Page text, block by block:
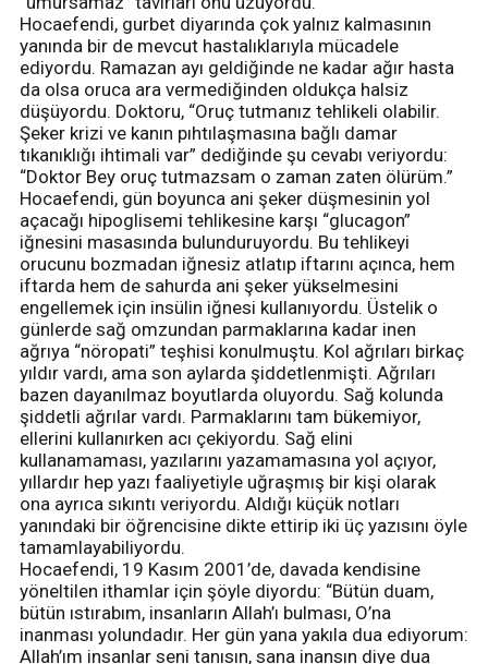
Hocaefendi, gurbet diyarında çok yalnız kalmasının
yanında bir de mevcut hastalıklarıyla mücadele
ediyordu. Ramazan ayı geldiğinde ne kadar ağır hasta
da olsa oruca ara vermediğinden oldukça halsiz
düşüyordu. Doktoru, “Oruç tutmanız tehlikeli olabilir.
Şeker krizi ve kanın pıhtılaşmasına bağlı damar
tıkanıklığı ihtimali var” dediğinde şu cevabı veriyordu:
“Doktor Bey oruç tutmazsam o zaman zaten ölürüm.”
Hocaefendi, gün boyunca ani şeker düşmesinin yol
açacağı hipoglisemi tehlikesine karşı “glucagon”
iğnesini masasında bulunduruyordu. Bu tehlikeyi
orucunu bozmadan iğnesiz atlatıp iftarını açınca, hem
iftarda hem de sahurda ani şeker yükselmesini
engellemek için insülin iğnesi kullanıyordu. Üstelik o
günlerde sağ omzundan parmaklarına kadar inen
ağrıya “nöropati” teşhisi konulmuştu. Kol ağrıları birkaç
yıldır vardı, ama son aylarda şiddetlenmişti. Ağrıları
bazen dayanılmaz boyutlarda oluyordu. Sağ kolunda
şiddetli ağrılar vardı. Parmaklarını tam bükemiyor,
ellerini kullanırken acı çekiyordu. Sağ elini
kullanamaması, yazılarını yazamamasına yol açıyor,
yıllardır hep yazı faaliyetiyle uğraşmış bir kişi olarak
ona ayrıca sıkıntı veriyordu. Aldığı küçük notları
yanındaki bir öğrencisine dikte ettirip iki üç yazısını öyle
tamamlayabiliyordu.
Hocaefendi, 19 Kasım 2001’de, davada kendisine
yöneltilen ithamlar için şöyle diyordu: “Bütün duam,
bütün ıstırabım, insanların Allah’ı bulması, O’na
inanması yolundadır. Her gün yana yakıla dua ediyorum:
Allah’ım insanlar seni tanısın, sana inansın diye dua